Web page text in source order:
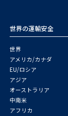
世界の運輸安全
世界
アメリカ/カナダ
EU/ロシア
アジア
オーストラリア
中南米
アフリカ